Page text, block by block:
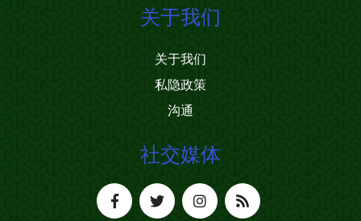
关于我们
关于我们
私隐政策
沟通
社交媒体